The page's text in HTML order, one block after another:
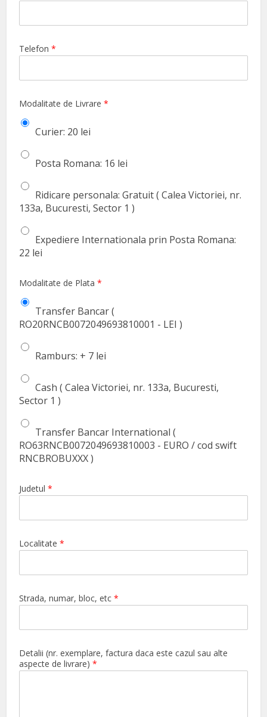
Telefon*
Modalitate de Livrare*
Curier: 20 lei
Posta Romana: 16 lei
Ridicare personala: Gratuit ( Calea Victoriei, nr.
133a, Bucuresti, Sector 1 )
Expediere Internationala prin Posta Romana:
22 lei
Modalitate de Plata*
Transfer Bancar (
RO20RNCB0072049693810001 - LEI )
Ramburs: + 7 lei
Cash ( Calea Victoriei, nr. 133a, Bucuresti,
Sector 1 )
Transfer Bancar International (
RO63RNCB0072049693810003 - EURO / cod swift
RNCBROBUXXX )
Judetul*
Localitate*
Strada, numar, bloc, etc*
Detalii (nr. exemplare, factura daca este cazul sau alte
aspecte de livrare)*